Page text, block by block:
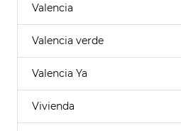
Valencia
Valencia verde
Valencia Ya
Vivienda